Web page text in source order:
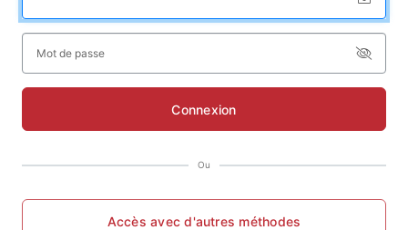
Mot de passe
Connexion
Ou
Accès avec d'autres méthodes